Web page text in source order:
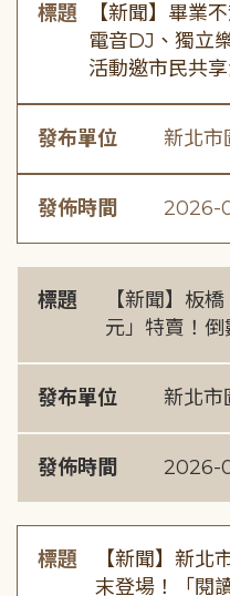
標題
【新聞】畢業
電音DJ、獨立
活動邀市民共享
發布單位 新北市
發佈時間 2026-
標題
【新聞】板
元」特賣！
發布單位 新北市
發佈時間 2026-
標題
【新聞】新北
末登場！「閱